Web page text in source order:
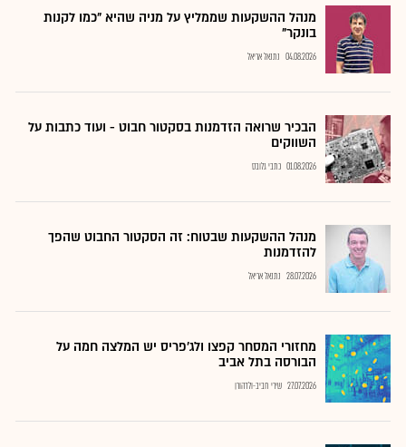
מנהל ההשקעות שממליץ על מניה שהיא "כמו לקנות
בונקר"
04.08.2026 נתנאל אריאל
הבכיר שרואה הזדמנות בסקטור חבוט - ועוד כתבות על
השווקים
01.08.2026 כתבי גלובס
מנהל ההשקעות שבטוח: זה הסקטור החבוט שהפך
להזדמנות
28.07.2026 נתנאל אריאל
מחזורי המסחר קפצו ולג'פריס יש המלצה חמה על
הבורסה בתל אביב
27.07.2026 שירי חביב-ולדהורן